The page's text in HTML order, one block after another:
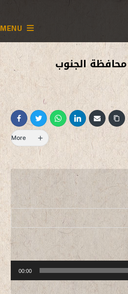
MENU
الجنوب
More
00:00